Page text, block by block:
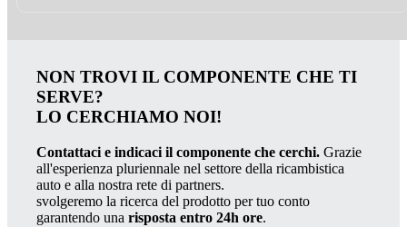
NON TROVI IL COMPONENTE CHE TI
SERVE?
LO CERCHIAMO NOI!
Contattaci e indicaci il componente che cerchi. Grazie
all'esperienza pluriennale nel settore della ricambistica
auto e alla nostra rete di partners.
svolgeremo la ricerca del prodotto per tuo conto
garantendo una risposta entro 24h ore.